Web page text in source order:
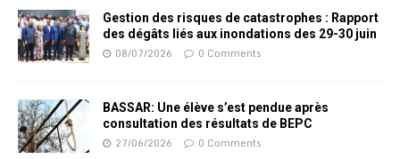
Gestion des risques de catastrophes : Rapport
des dégâts liés aux inondations des 29-30 juin
08/07/2026 0 Comments
BASSAR: Une élève s’est pendue après
consultation des résultats de BEPC
27/06/2026 0 Comments